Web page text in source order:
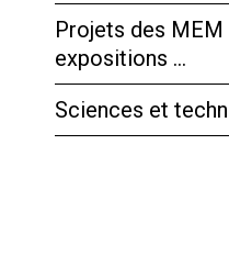
Projets des
expositions …
Sciences et